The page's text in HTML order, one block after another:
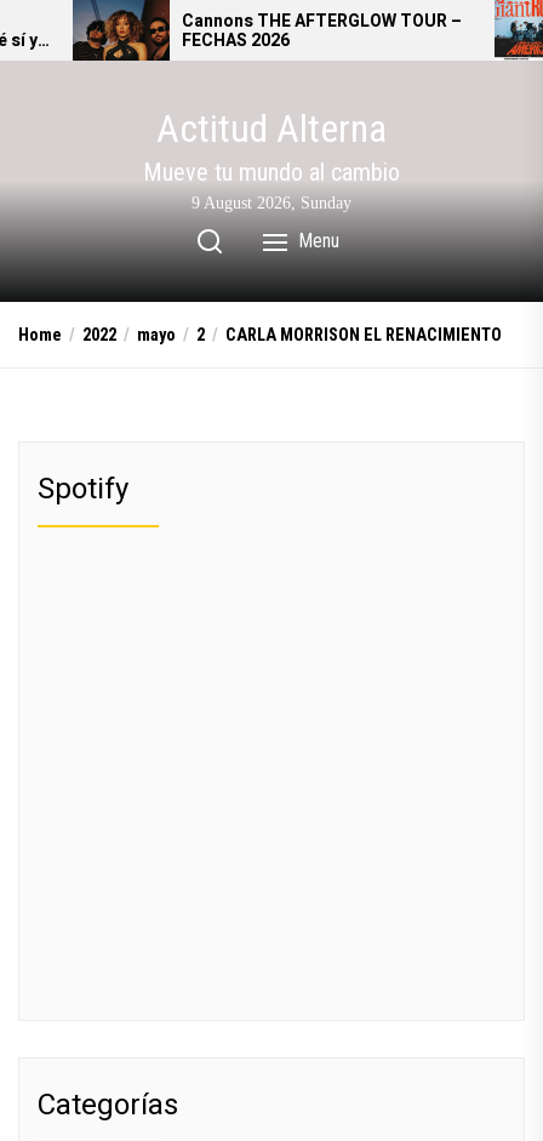
to
Cannons THE AFTERGLOW TOUR –
FECHAS 2026 se
Actitud Alterna
Mueve tu mundo al cambio
9 August 2026, Sunday
Menu
Home 2022 mayo 2 CARLA MORRISON EL RENACIMIENTO
Spotify
Categorías